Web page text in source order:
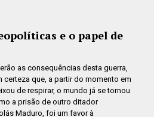
e o papel de
as consequências desta guerra,
que, a partir do momento em
de respirar, o mundo já se tornou
a prisão de outro ditador
Maduro, foi um favor à